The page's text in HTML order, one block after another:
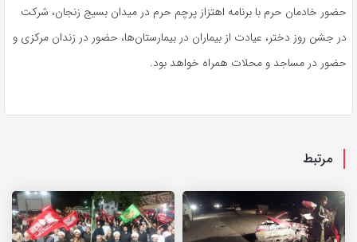
حضور خادمان حرم با برنامه اهتزاز پرچم حرم در میدان بسیج زنجان، شرکت
در جشن روز دختر، عیادت از بیماران در بیمارستان‌ها، حضور در زندان مرکزی و
حضور در مساجد و محلات همراه خواهد بود.
مرتبط